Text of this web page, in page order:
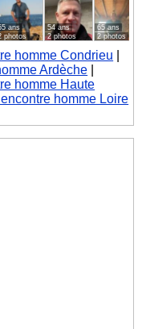
ans
photos
54 ans
2 photos
65 ans
2 photos
homme Condrieu
Ardèche
homme Haute
homme Loire